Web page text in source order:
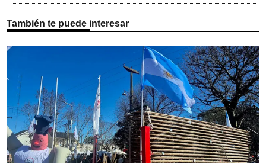
También te puede interesar